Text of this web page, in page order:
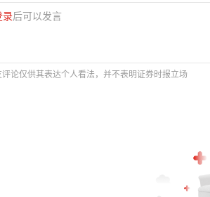
录后可以发言
评论仅供其表达个人看法，并不表明证券时报立场